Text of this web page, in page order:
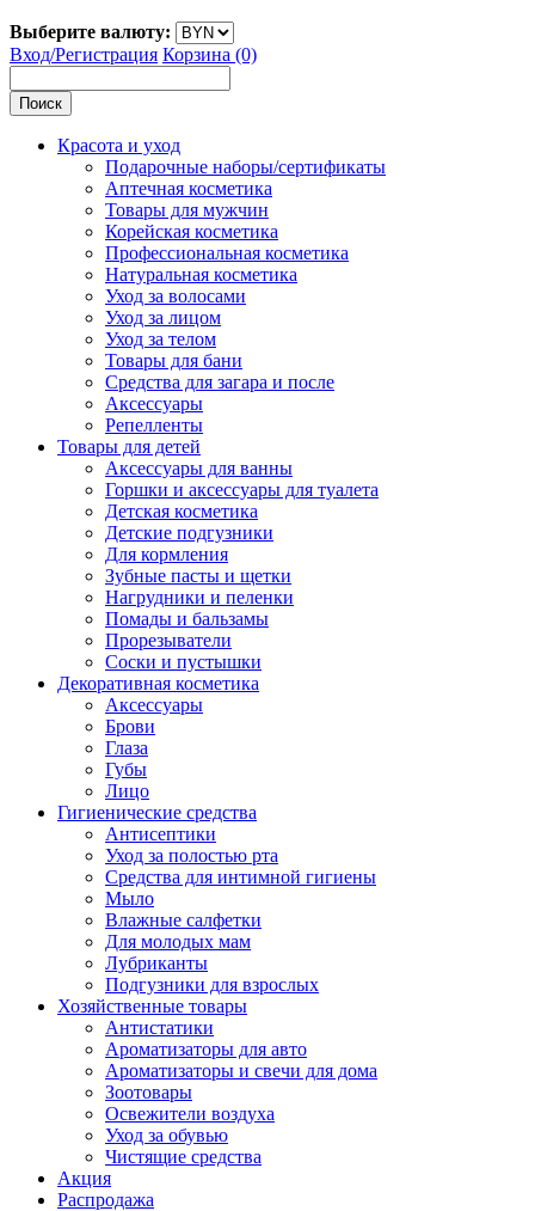
Выберите валюту:
Вход/Регистрация Корзина (0)
Поиск
Красота и уход
Подарочные наборы/сертификаты
Аптечная косметика
Товары для мужчин
Корейская косметика
Профессиональная косметика
Натуральная косметика
Уход за волосами
Уход за лицом
Уход за телом
Товары для бани
Средства для загара и после
Аксессуары
Репелленты
Товары для детей
Аксессуары для ванны
Горшки и аксессуары для туалета
Детская косметика
Детские подгузники
Для кормления
Зубные пасты и щетки
Нагрудники и пеленки
Помады и бальзамы
Прорезыватели
Соски и пустышки
Декоративная косметика
Аксессуары
Брови
Глаза
Губы
Лицо
Гигиенические средства
Антисептики
Уход за полостью рта
Средства для интимной гигиены
Мыло
Влажные салфетки
Для молодых мам
Лубриканты
Подгузники для взрослых
Хозяйственные товары
Антистатики
Ароматизаторы для авто
Ароматизаторы и свечи для дома
Зоотовары
Освежители воздуха
Уход за обувью
Чистящие средства
Акция
Распродажа